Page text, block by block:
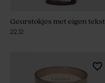
Geurstokjes met eigen tekst
22,12